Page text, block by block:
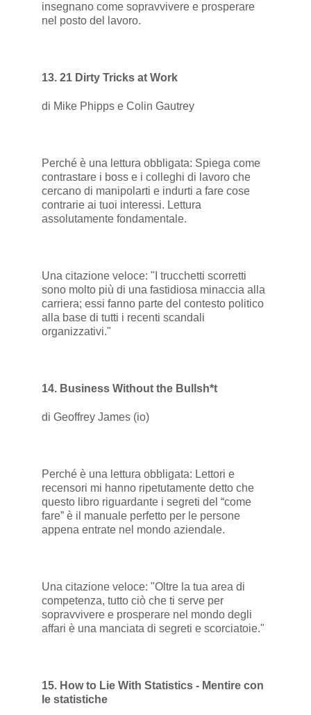
insegnano come sopravvivere e prosperare
nel posto del lavoro.
13. 21 Dirty Tricks at Work
di Mike Phipps e Colin Gautrey
Perché è una lettura obbligata: Spiega come
contrastare i boss e i colleghi di lavoro che
cercano di manipolarti e indurti a fare cose
contrarie ai tuoi interessi. Lettura
assolutamente fondamentale.
Una citazione veloce: "I trucchetti scorretti
sono molto più di una fastidiosa minaccia alla
carriera; essi fanno parte del contesto politico
alla base di tutti i recenti scandali
organizzativi."
14. Business Without the Bullsh*t
di Geoffrey James (io)
Perché è una lettura obbligata: Lettori e
recensori mi hanno ripetutamente detto che
questo libro riguardante i segreti del “come
fare” è il manuale perfetto per le persone
appena entrate nel mondo aziendale.
Una citazione veloce: "Oltre la tua area di
competenza, tutto ciò che ti serve per
sopravvivere e prosperare nel mondo degli
affari è una manciata di segreti e scorciatoie."
15. How to Lie With Statistics - Mentire con
le statistiche